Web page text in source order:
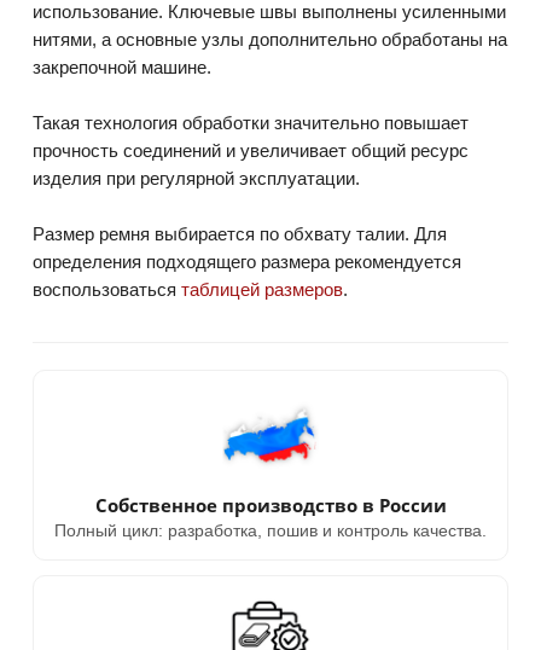
использование. Ключевые швы выполнены усиленными
нитями, а основные узлы дополнительно обработаны на
закрепочной машине.
Такая технология обработки значительно повышает
прочность соединений и увеличивает общий ресурс
изделия при регулярной эксплуатации.
Размер ремня выбирается по обхвату талии. Для
определения подходящего размера рекомендуется
воспользоваться таблицей размеров.
Собственное производство в России
Полный цикл: разработка, пошив и контроль качества.